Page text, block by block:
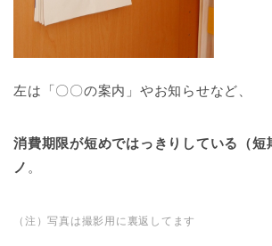
左は「〇〇の案内」やお知らせなど、
消費期限が短めではっきりしている（短
ノ 。
（注）写真は撮影用に裏返してます